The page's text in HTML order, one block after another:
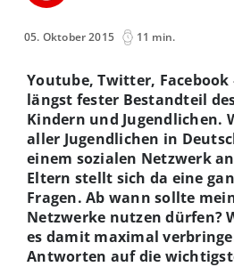
05. Oktober 2015 11 min.
Youtube, Twitter, Facebook
längst fester Bestandteil
Kindern und Jugendlichen.
aller Jugendlichen in
einem sozialen Netzwerk
Eltern stellt sich da eine
Fragen. Ab wann sollte
Netzwerke nutzen dürfen?
es damit maximal
Antworten auf die